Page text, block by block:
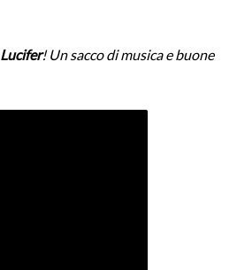
Lucifer! Un sacco di musica e buone